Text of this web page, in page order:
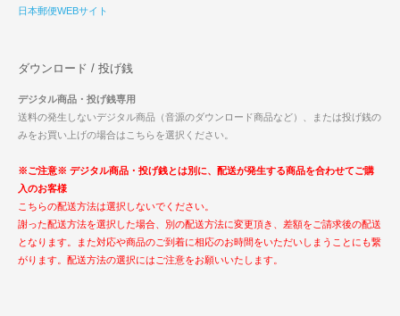
日本郵便WEBサイト
ダウンロード / 投げ銭
デジタル商品・投げ銭専用
送料の発生しないデジタル商品（音源のダウンロード商品など）、または投げ銭の
みをお買い上げの場合はこちらを選択ください。
※ご注意※ デジタル商品・投げ銭とは別に、配送が発生する商品を合わせてご購
入のお客様
こちらの配送方法は選択しないでください。
謝った配送方法を選択した場合、別の配送方法に変更頂き、差額をご請求後の配送
となります。また対応や商品のご到着に相応のお時間をいただいしまうことにも繋
がります。配送方法の選択にはご注意をお願いいたします。